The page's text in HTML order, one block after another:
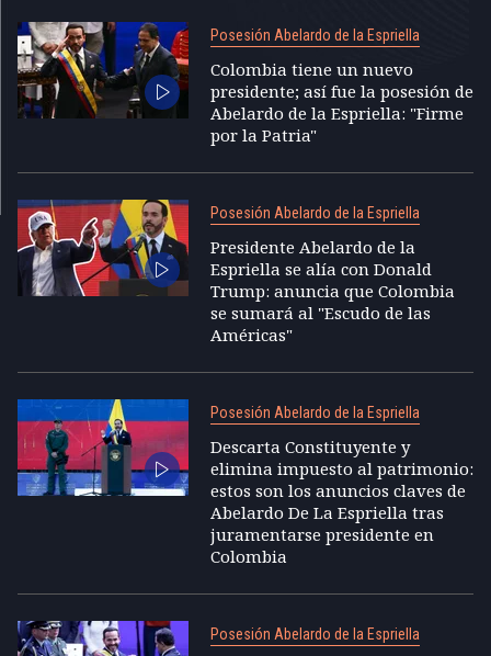
Posesión Abelardo de la Espriella
Colombia tiene un nuevo
presidente; así fue la posesión de
Abelardo de la Espriella: "Firme
por la Patria"
Posesión Abelardo de la Espriella
Presidente Abelardo de la
Espriella se alía con Donald
Trump: anuncia que Colombia
se sumará al "Escudo de las
Américas"
Posesión Abelardo de la Espriella
Descarta Constituyente y
elimina impuesto al patrimonio:
estos son los anuncios claves de
Abelardo De La Espriella tras
juramentarse presidente en
Colombia
Posesión Abelardo de la Espriella